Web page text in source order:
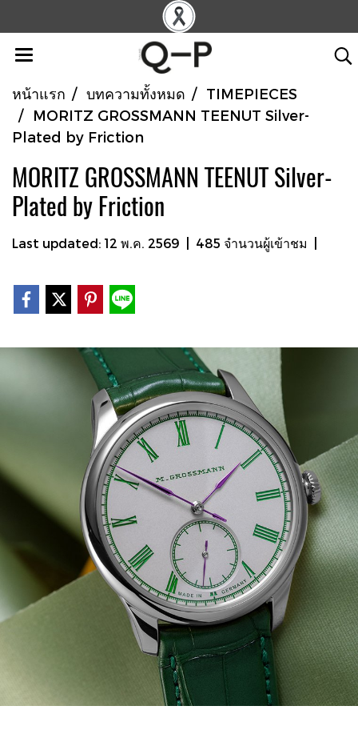
หน้าแรก บทความทั้งหมด
TIMEPIECES
MORITZ GROSSMANN TEENUT Silver-
Plated by Friction
MORITZ GROSSMANN TEENUT Silver-
Plated by Friction
Last updated: 12 พ.ค. 2569 485 จำนวนผู้เข้าชม